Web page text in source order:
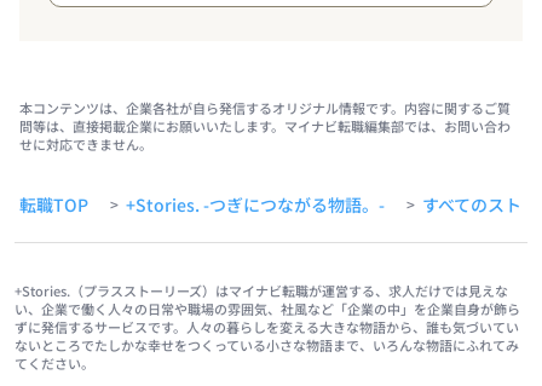
本コンテンツは、企業各社が自ら発信するオリジナル情報です。内容に関するご質
問等は、直接掲載企業にお願いいたします。マイナビ転職編集部では、お問い合わ
せに対応できません。
転職TOP > +Stories. -つぎにつながる物語。- > すべてのスト
+Stories.（プラスストーリーズ）はマイナビ転職が運営する、求人だけでは見えな
い、企業で働く人々の日常や職場の雰囲気、社風など「企業の中」を企業自身が飾ら
ずに発信するサービスです。人々の暮らしを変える大きな物語から、誰も気づいてい
ないところでたしかな幸せをつくっている小さな物語まで、いろんな物語にふれてみ
てください。